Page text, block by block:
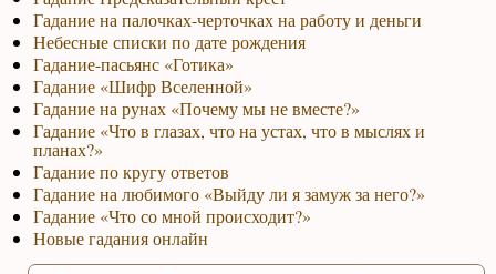
Гадание на палочках-черточках на работу и деньги
Небесные списки по дате рождения
Гадание-пасьянс «Готика»
Гадание «Шифр Вселенной»
Гадание на рунах «Почему мы не вместе?»
Гадание «Что в глазах, что на устах, что в мыслях и
планах?»
Гадание по кругу ответов
Гадание на любимого «Выйду ли я замуж за него?»
Гадание «Что со мной происходит?»
Новые гадания онлайн